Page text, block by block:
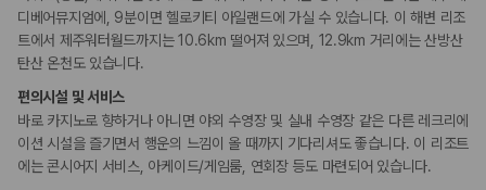
67,123대
전국 렌트카 지점
1,829개
제주렌트카 가격비교 자주 묻는 질문
Q. 제주렌트카 가격비교는 카모아에서 어떻게 하나요?
A. 대여일, 반납일, 인수 지역을 선택하면 제주도 렌트카 업체별 가격, 차종,
리셉션 서비스
다국어 구사 가능 직원
포터/벨보이
드라이클리닝/세탁서비스
짐 보관 서비스
디베어뮤지엄에, 9분이면 헬로키티 아일랜드에 가실 수 있습니다. 이 해변 리조
트에서 제주워터월드까지는 10.6km 떨어져 있으며, 12.9km 거리에는 산방산
탄산 온천도 있습니다.
편의시설 및 서비스
바로 카지노로 향하거나 아니면 야외 수영장 및 실내 수영장 같은 다른 레크리에
이션 시설을 즐기면서 행운의 느낌이 올 때까지 기다리셔도 좋습니다. 이 리조트
에는 콘시어지 서비스, 아케이드/게임룸, 연회장 등도 마련되어 있습니다.